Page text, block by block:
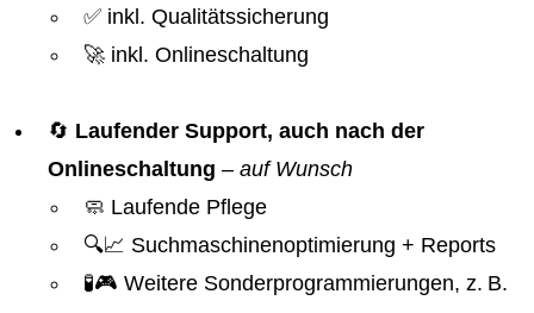
✅ inkl. Qualitätssicherung
🚀 inkl. Onlineschaltung
🔄 Laufender Support, auch nach der
Onlineschaltung – auf Wunsch
🧼 Laufende Pflege
🔍📈 Suchmaschinenoptimierung + Reports
🧪🎮 Weitere Sonderprogrammierungen, z. B.